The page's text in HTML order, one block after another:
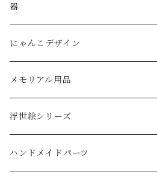
ダブルウォールグラス
器
ボウル
にゃんこデザイン
メモリアル用品
ペットの墓石
浮世絵シリーズ
ハンドメイドパーツ